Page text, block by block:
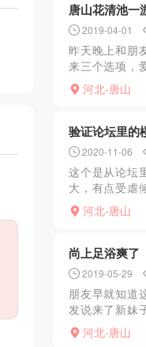
唐山花清池一
2019-04-01
昨天晚上和朋
来三个选项，
花清池也就是
不过听说重新
河北-唐山
验证论坛里的
2020-11-06
这个是从论坛
大，有点受虐
错，价格也比
好几天才约上
河北-唐山
尚上足浴爽了
2019-05-29
朋友早就知道
发说来了新妹
地儿了等了半
歇着呢，真心
河北-唐山